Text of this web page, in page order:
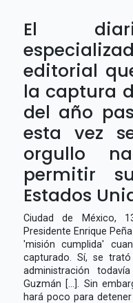
El
editorial
la captura
del año
esta vez
orgullo
permitir
Estados
Ciudad de México,
Presidente Enrique
'misión cumplida'
capturado. Sí, se
administración
Guzmán [...]. Sin
hará poco para